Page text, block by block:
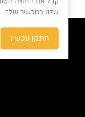
שלנו במכשיר שלך.
התקן עכשיו